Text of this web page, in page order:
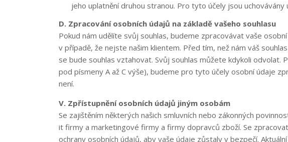
jeho uplatnění druhou stranou. Pro tyto účely jsou uchovávány
D. Zpracování osobních údajů na základě vašeho souhlasu
Pokud nám udělíte svůj souhlas, budeme zpracovávat vaše
v případě, že nejste našim klientem. Před tím, než nám váš
se bude souhlas vztahovat. Svůj souhlas můžete kdykoli odvolat.
pod písmeny A až C výše), budeme pro tyto účely osobní údaje
není.
V. Zpřístupnění osobních údajů jiným osobám
Se zajištěním některých našich smluvních nebo zákonných
it firmy a marketingové firmy a firmy dopravců zboží. Se
ochrany osobních údajů, aby vaše údaje zůstaly v bezpečí.